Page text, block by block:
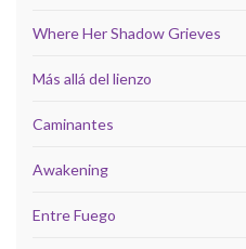
Where Her Shadow Grieves
Más allá del lienzo
Caminantes
Awakening
Entre Fuego